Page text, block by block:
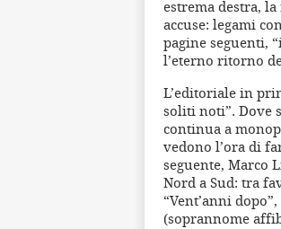
estrema destra,
accuse: legami
pagine seguenti,
l’eterno ritorno
L’editoriale in
soliti noti”. Dove
continua a
vedono l’ora di
seguente, Marco
Nord a Sud: tra
“Vent’anni
(soprannome